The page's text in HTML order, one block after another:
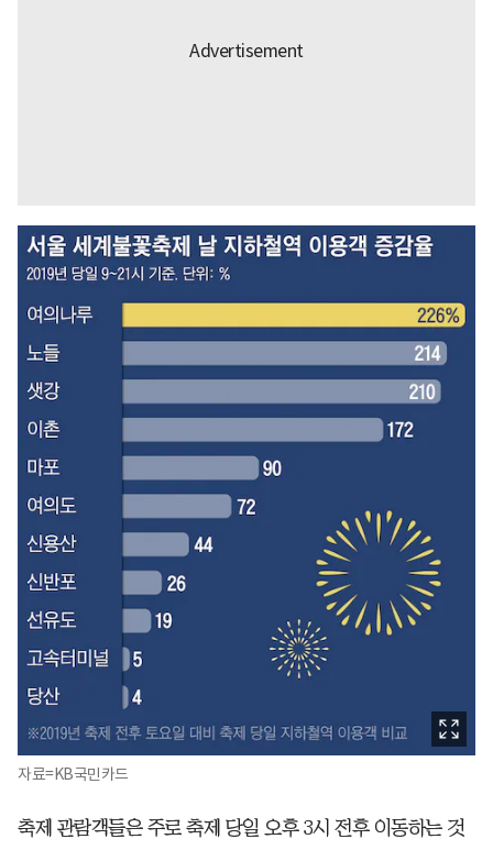
자료=KB국민카드
축제 관람객들은 주로 축제 당일 오후 3시 전후 이동하는 것